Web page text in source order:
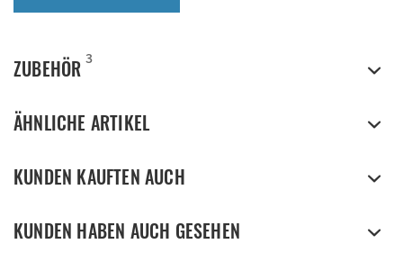
ZUBEHÖR 3
ÄHNLICHE ARTIKEL
KUNDEN KAUFTEN AUCH
KUNDEN HABEN AUCH GESEHEN